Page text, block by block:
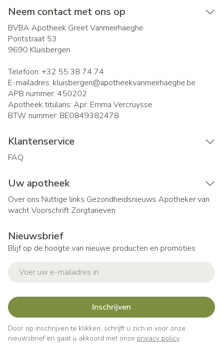
Neem contact met ons op
BVBA Apotheek Greet Vanmeirhaeghe
Pontstraat 53
9690 Kluisbergen
Telefoon: +32 55 38 74 74
E-mailadres: kluisbergen@apotheekvanmeirhaeghe.be
APB nummer: 450202
Apotheek titularis: Apr. Emma Vercruysse
BTW nummer: BE0849382478
Klantenservice
FAQ
Uw apotheek
Over ons Nuttige links Gezondheidsnieuws Apotheker van
wachtVoorschrift Zorgtarieven
Nieuwsbrief
Blijf op de hoogte van nieuwe producten en promoties
Inschrijven
Door op inschrijven te klikken, schrijft u zich in voor onze
nieuwsbrief en gaat u akkoord met onze privacy policy.